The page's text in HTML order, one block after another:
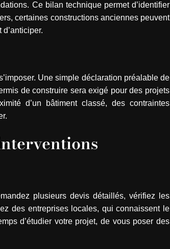
Ce bilan technique permet d’identifier
certaines constructions anciennes peuvent
Une simple déclaration préalable de
de construire sera exigé pour des projets
d’un bâtiment classé, des contraintes
plusieurs devis détaillés, vérifiez les
des entreprises locales, qui connaissent le
d’étudier votre projet, de vous poser des